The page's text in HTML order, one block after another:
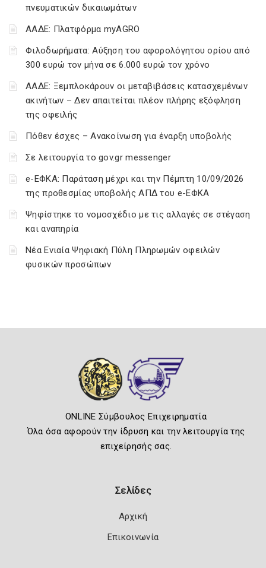
πνευματικών δικαιωμάτων
ΑΑΔΕ: Πλατφόρμα myAGRO
Φιλοδωρήματα: Αύξηση του αφορολόγητου ορίου από
300 ευρώ τον μήνα σε 6.000 ευρώ τον χρόνο
ΑΑΔΕ: Ξεμπλοκάρουν οι μεταβιβάσεις κατασχεμένων
ακινήτων – Δεν απαιτείται πλέον πλήρης εξόφληση
της οφειλής
Πόθεν έσχες – Ανακοίνωση για έναρξη υποβολής
Σε λειτουργία το gov.gr messenger
e-ΕΦΚΑ: Παράταση μέχρι και την Πέμπτη 10/09/2026
της προθεσμίας υποβολής ΑΠΔ του e-ΕΦΚΑ
Ψηφίστηκε το νομοσχέδιο με τις αλλαγές σε στέγαση
και αναπηρία
Νέα Ενιαία Ψηφιακή Πύλη Πληρωμών οφειλών
φυσικών προσώπων
ONLINE Σύμβουλος Επιχειρηματία
Όλα όσα αφορούν την ίδρυση και την λειτουργία της
επιχείρησής σας.
Σελίδες
Αρχική
Επικοινωνία